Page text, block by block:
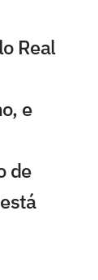
Real
e
de